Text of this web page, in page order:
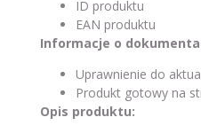
ID produktu
EAN produktu
Informacje o
Uprawnienie do
Produkt gotowy na
Opis produktu: